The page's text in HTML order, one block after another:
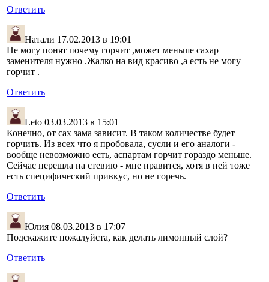
Ответить
Натали 17.02.2013 в 19:01
Не могу понят почему горчит ,может меньше сахар
заменителя нужно .Жалко на вид красиво ,а есть не могу
горчит .
Ответить
Leto 03.03.2013 в 15:01
Конечно, от сах зама зависит. В таком количестве будет
горчить. Из всех что я пробовала, сусли и его аналоги -
вообще невозможно есть, аспартам горчит гораздо меньше.
Сейчас перешла на стевию - мне нравится, хотя в ней тоже
есть специфический привкус, но не горечь.
Ответить
Юлия 08.03.2013 в 17:07
Подскажите пожалуйста, как делать лимонный слой?
Ответить